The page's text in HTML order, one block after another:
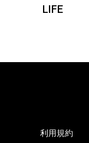
LIFE
利用規約